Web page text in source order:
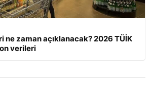
ne zaman açıklanacak? 2026 TÜİK
verileri